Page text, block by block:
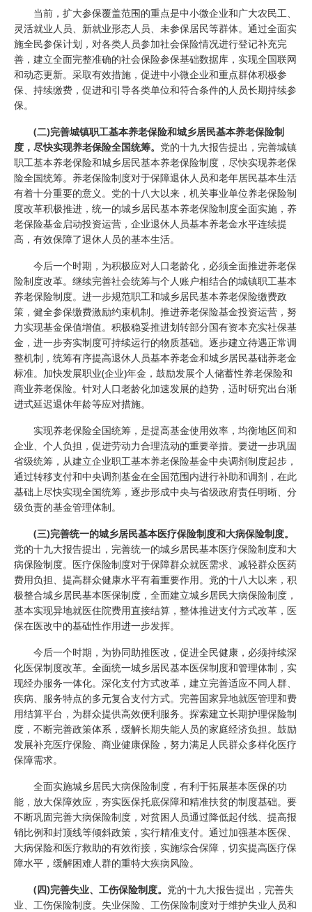
当前，扩大参保覆盖范围的重点是中小微企业和广大农民工、
灵活就业人员、新就业形态人员、未参保居民等群体。通过全面实
施全民参保计划，对各类人员参加社会保险情况进行登记补充完
善，建立全面完整准确的社会保险参保基础数据库，实现全国联网
和动态更新。采取有效措施，促进中小微企业和重点群体积极参
保、持续缴费，促进和引导各类单位和符合条件的人员长期持续参
保。
(二)完善城镇职工基本养老保险和城乡居民基本养老保险制
度，尽快实现养老保险全国统筹。 党的十九大报告提出，完善城镇
职工基本养老保险和城乡居民基本养老保险制度，尽快实现养老保
险全国统筹。养老保险制度对于保障退休人员和老年居民基本生活
有着十分重要的意义。党的十八大以来，机关事业单位养老保险制
度改革积极推进，统一的城乡居民基本养老保险制度全面实施，养
老保险基金启动投资运营，企业退休人员基本养老金水平连续提
高，有效保障了退休人员的基本生活。
今后一个时期，为积极应对人口老龄化，必须全面推进养老保
险制度改革。继续完善社会统筹与个人账户相结合的城镇职工基本
养老保险制度。进一步规范职工和城乡居民基本养老保险缴费政
策，健全参保缴费激励约束机制。推进养老保险基金投资运营，努
力实现基金保值增值。积极稳妥推进划转部分国有资本充实社保基
金，进一步夯实制度可持续运行的物质基础。逐步建立待遇正常调
整机制，统筹有序提高退休人员基本养老金和城乡居民基础养老金
标准。加快发展职业(企业)年金，鼓励发展个人储蓄性养老保险和
商业养老保险。针对人口老龄化加速发展的趋势，适时研究出台渐
进式延迟退休年龄等应对措施。
实现养老保险全国统筹，是提高基金使用效率，均衡地区间和
企业、个人负担，促进劳动力合理流动的重要举措。要进一步巩固
省级统筹，从建立企业职工基本养老保险基金中央调剂制度起步，
通过转移支付和中央调剂基金在全国范围内进行补助和调剂，在此
基础上尽快实现全国统筹，逐步形成中央与省级政府责任明晰、分
级负责的基金管理体制。
(三)完善统一的城乡居民基本医疗保险制度和大病保险制度。
党的十九大报告提出，完善统一的城乡居民基本医疗保险制度和大
病保险制度。医疗保险制度对于保障群众就医需求、减轻群众医药
费用负担、提高群众健康水平有着重要作用。党的十八大以来，积
极整合城乡居民基本医保制度，全面建立城乡居民大病保险制度，
基本实现异地就医住院费用直接结算，整体推进支付方式改革，医
保在医改中的基础性作用进一步发挥。
今后一个时期，为协同助推医改，促进全民健康，必须持续深
化医保制度改革。全面统一城乡居民基本医保制度和管理体制，实
现经办服务一体化。深化支付方式改革，建立完善适应不同人群、
疾病、服务特点的多元复合支付方式。完善国家异地就医管理和费
用结算平台，为群众提供高效便利服务。探索建立长期护理保险制
度，不断完善政策体系，缓解长期失能人员的家庭经济负担。鼓励
发展补充医疗保险、商业健康保险，努力满足人民群众多样化医疗
保障需求。
全面实施城乡居民大病保险制度，有利于拓展基本医保的功
能，放大保障效应，夯实医保托底保障和精准扶贫的制度基础。要
不断巩固完善大病保险制度，对贫困人员通过降低起付线、提高报
销比例和封顶线等倾斜政策，实行精准支付。通过加强基本医保、
大病保险和医疗救助的有效衔接，实施综合保障，切实提高医疗保
障水平，缓解困难人群的重特大疾病风险。
(四)完善失业、工伤保险制度。 党的十九大报告提出，完善失
业、工伤保险制度。失业保险、工伤保险制度对于维护失业人员和